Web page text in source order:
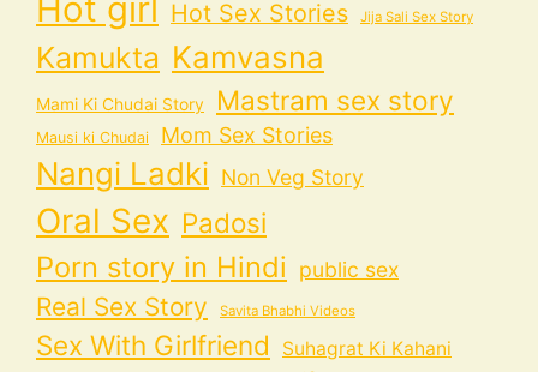
Hot girl Hot Sex Stories Jija Sali Sex Story
Kamukta Kamvasna
Mami Ki Chudai Story Mastram sex story
Mausi ki Chudai Mom Sex Stories
Nangi Ladki Non Veg Story
Oral Sex Padosi
Porn story in Hindi public sex
Real Sex Story Savita Bhabhi Videos
Sex With Girlfriend Suhagrat Ki Kahani